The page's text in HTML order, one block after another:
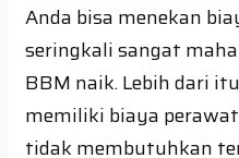
Anda bisa menekan
seringkali sangat
BBM naik. Lebih dari
memiliki biaya
tidak membutuhkan